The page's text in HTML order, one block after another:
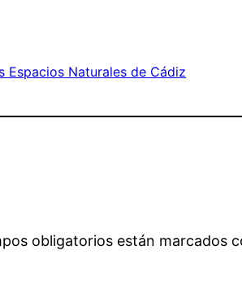
Espacios Naturales de Cádiz
obligatorios están marcados